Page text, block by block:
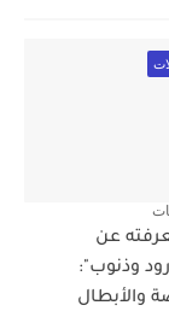
عن
وذنوب":
والأبطال